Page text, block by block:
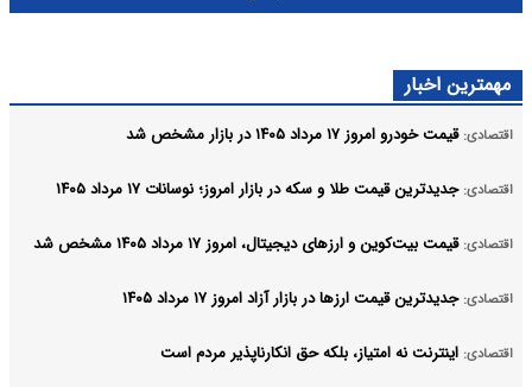
مهمترین اخبار
اقتصادی: قیمت خودرو امروز ۱۷ مرداد ۱۴۰۵ در بازار مشخص شد
اقتصادی: جدیدترین قیمت طلا و سکه در بازار امروز؛ نوسانات ۱۷ مرداد ۱۴۰۵
اقتصادی: قیمت بیت‌کوین و ارز‌های دیجیتال، امروز ۱۷ مرداد ۱۴۰۵ مشخص شد
اقتصادی: جدیدترین قیمت ارزها در بازار آزاد امروز ۱۷ مرداد ۱۴۰۵
اقتصادی: اینترنت نه امتیاز، بلکه حق انکارناپذیر مردم است